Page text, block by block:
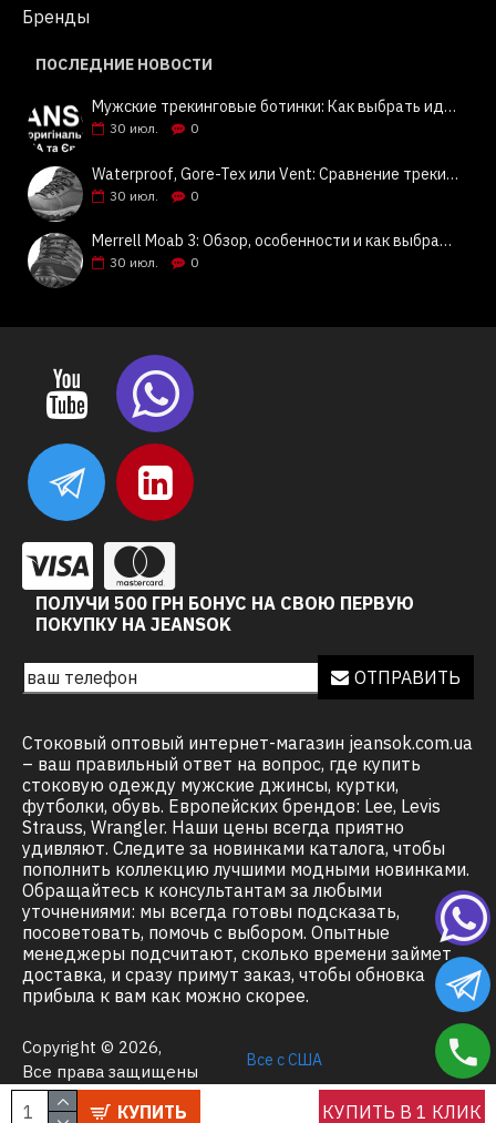
КУПИТЬ КУПИТЬ В 1 КЛИК
Бренды
ПОСЛЕДНИЕ НОВОСТИ
Мужские трекинговые ботинки: Как выбрать идеальную пару? Советы и обзор Columbia, Keen, Merrell | Jeansok
30 июл. 0
Waterproof, Gore-Tex или Vent: Сравнение трекинговой обуви Columbia, Keen, Merrell | Jeansok
30 июл. 0
Merrell Moab 3: Обзор, особенности и как выбрать | Jeansok
30 июл. 0
ПОЛУЧИ 500 ГРН БОНУС НА СВОЮ ПЕРВУЮ
ПОКУПКУ НА JEANSOK
ОТПРАВИТЬ
Стоковый оптовый интернет-магазин jeansok.com.ua
– ваш правильный ответ на вопрос, где купить
стоковую одежду мужские джинсы, куртки,
футболки, обувь. Европейских брендов: Lee, Levis
Strauss, Wrangler. Наши цены всегда приятно
удивляют. Следите за новинками каталога, чтобы
пополнить коллекцию лучшими модными новинками.
Обращайтесь к консультантам за любыми
уточнениями: мы всегда готовы подсказать,
посоветовать, помочь с выбором. Опытные
менеджеры подсчитают, сколько времени займет
доставка, и сразу примут заказ, чтобы обновка
прибыла к вам как можно скорее.
Copyright © 2026,
Все права защищены
Все с США .